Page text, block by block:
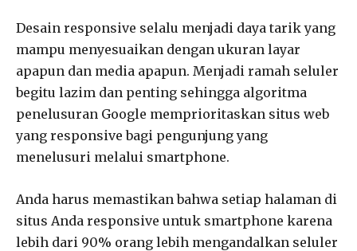
Desain responsive selalu menjadi daya tarik yang
mampu menyesuaikan dengan ukuran layar
apapun dan media apapun. Menjadi ramah seluler
begitu lazim dan penting sehingga algoritma
penelusuran Google memprioritaskan situs web
yang responsive bagi pengunjung yang
menelusuri melalui smartphone.
Anda harus memastikan bahwa setiap halaman di
situs Anda responsive untuk smartphone karena
lebih dari 90% orang lebih mengandalkan seluler